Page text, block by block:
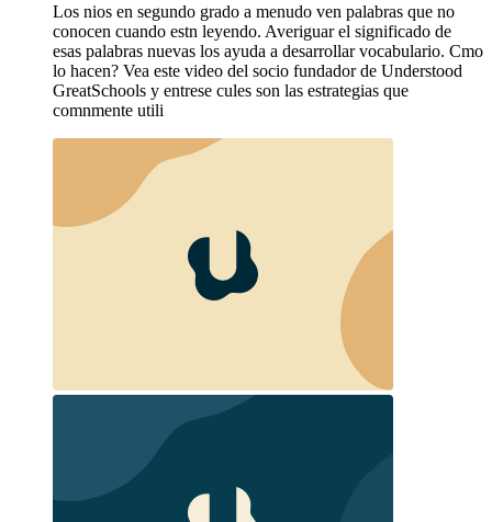
Los nios en segundo grado a menudo ven palabras que no
conocen cuando estn leyendo. Averiguar el significado de
esas palabras nuevas los ayuda a desarrollar vocabulario. Cmo
lo hacen? Vea este video del socio fundador de Understood
GreatSchools y entrese cules son las estrategias que
comnmente utili